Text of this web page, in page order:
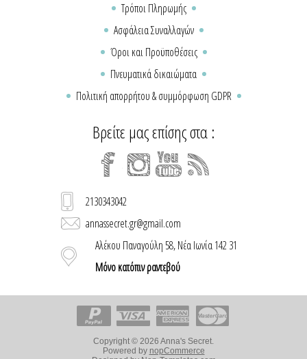
Τρόποι Πληρωμής
Ασφάλεια Συναλλαγών
Όροι και Προϋποθέσεις
Πνευματικά δικαιώματα
Πολιτική απορρήτου & συμμόρφωση GDPR
Βρείτε μας επίσης στα :
2130343042
annassecret.gr@gmail.com
Αλέκου Παναγούλη 58, Νέα Ιωνία 142 31
Μόνο κατόπιν ραντεβού
Copyright © 2026 Anna's Secret.
Powered by nopCommerce